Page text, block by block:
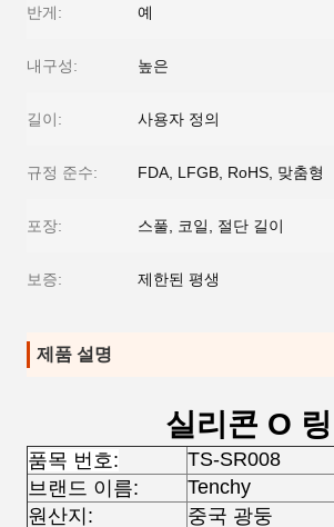
반게: 예
내구성: 높은
길이: 사용자 정의
규정 준수: FDA, LFGB, RoHS, 맞춤형
포장: 스풀, 코일, 절단 길이
보증: 제한된 평생
제품 설명
실리콘 O 링
품목 번호:
TS-SR008
브랜드 이름:
Tenchy
원산지:
중국 광둥